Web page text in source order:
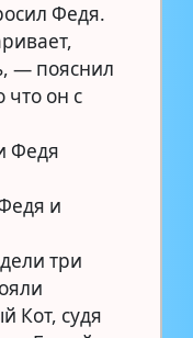
Федя.
— пояснил
что он с
Федя
и
три
Кот, судя